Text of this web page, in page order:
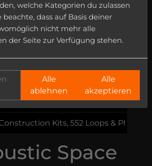
Space
Kits, 552 Loops & Phrases
59,00 €
welche Kategorien du zulassen
dass auf Basis deiner
nicht mehr alle
der Seite zur Verfügung stehen.
Alle
ablehnen
Alle
akzeptieren